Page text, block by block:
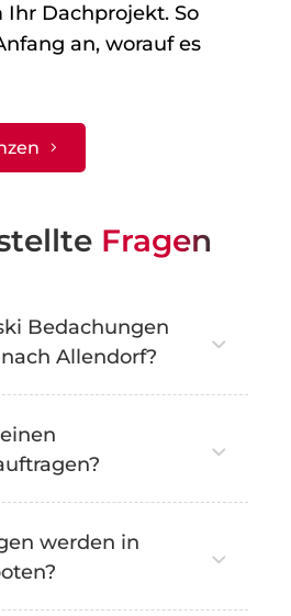
Dachprojekt. So
an, worauf es
Fragen
Bedachungen
Allendorf?
werden in